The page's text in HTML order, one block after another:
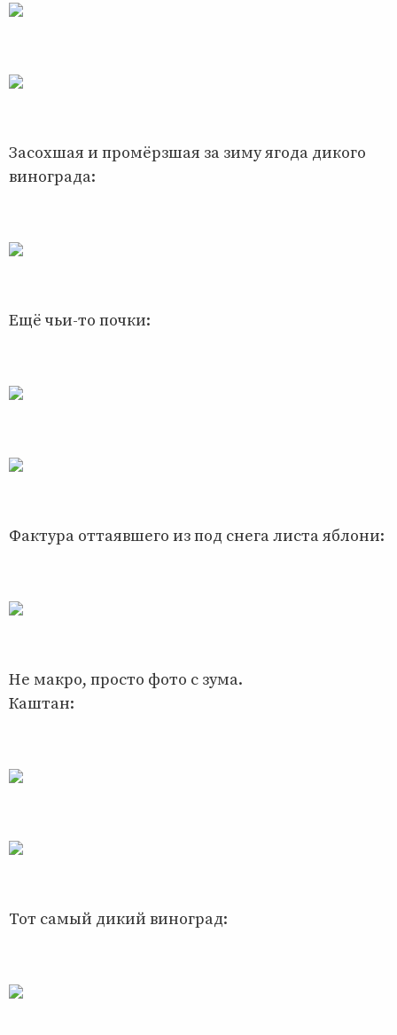
Засохшая и промёрзшая за зиму ягода дикого
винограда:
Ещё чьи-то почки:
Фактура оттаявшего из под снега листа яблони:
Не макро, просто фото с зума.
Каштан:
Тот самый дикий виноград: